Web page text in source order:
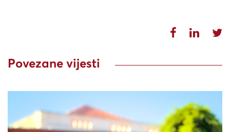
Povezane vijesti